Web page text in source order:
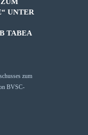
UNTER
TABEA